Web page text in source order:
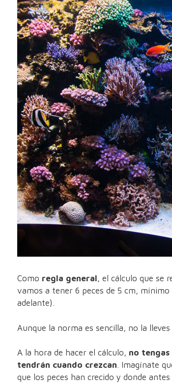
Como regla general, el cálculo que se
vamos a tener 6 peces de 5 cm,
adelante).
Aunque la norma es sencilla, no la
A la hora de hacer el cálculo, no
tendrán cuando crezcan. Imagínate
que los peces han crecido y donde